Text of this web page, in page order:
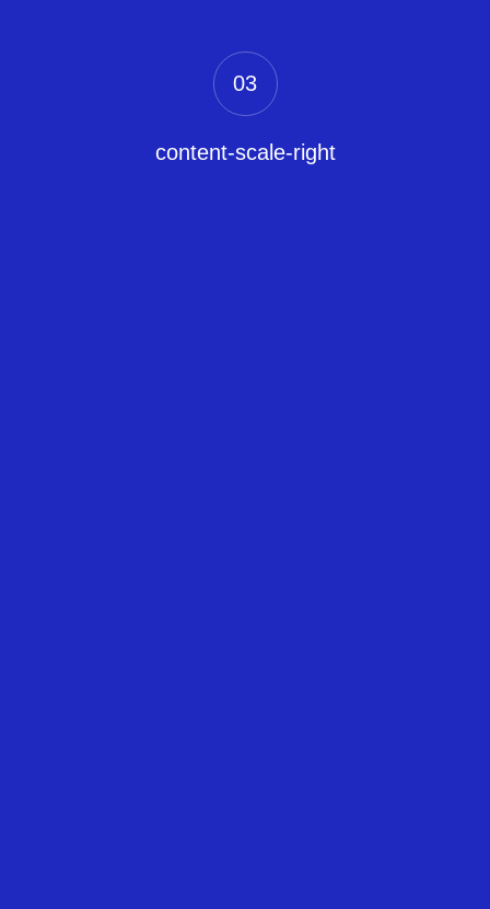
content-scale-right
03